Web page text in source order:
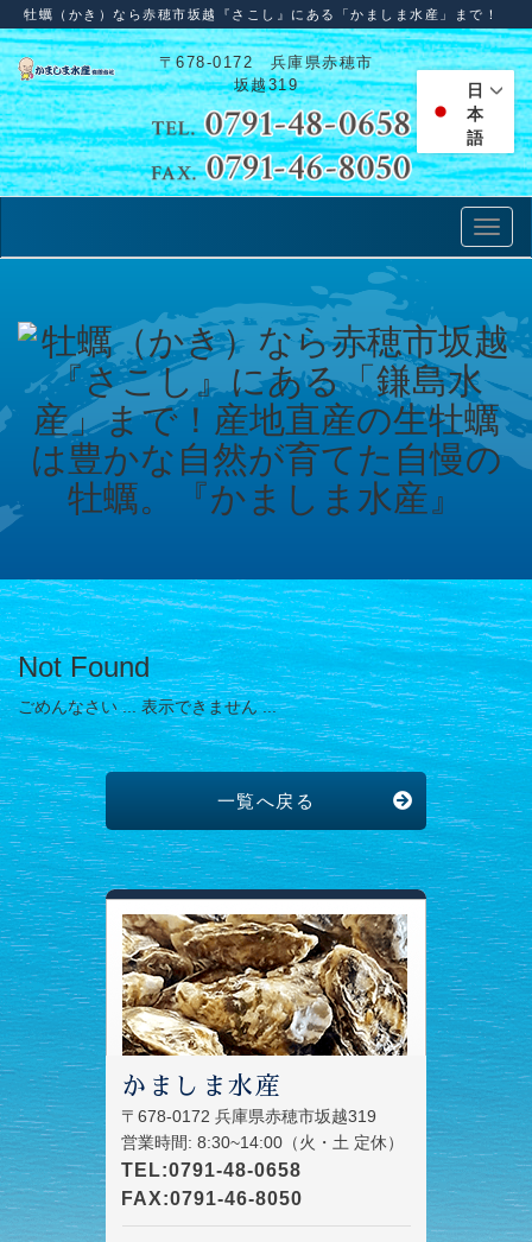
牡蠣（かき）なら赤穂市坂越『さこし』にある「かましま水産」まで！
〒678-0172 兵庫県赤穂市
坂越319
日
本
語
Not Found
ごめんなさい ... 表示できません ...
一覧へ戻る
かましま水産
〒678-0172 兵庫県赤穂市坂越319
営業時間: 8:30~14:00（火・土 定休）
TEL:0791-48-0658
FAX:0791-46-8050